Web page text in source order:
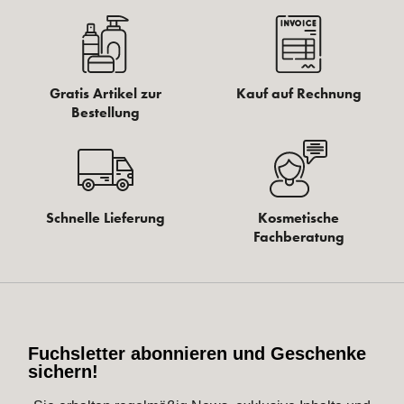
Gratis Artikel zur
Bestellung
Kauf auf Rechnung
Schnelle Lieferung
Kosmetische
Fachberatung
Fuchsletter abonnieren und Geschenke
sichern!